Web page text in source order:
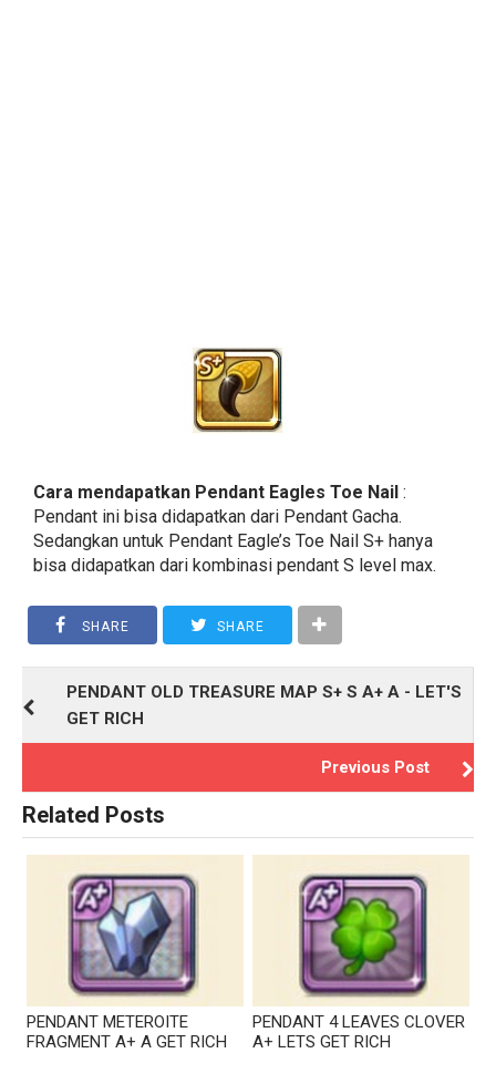
Cara mendapatkan Pendant Eagles Toe Nail :
Pendant ini bisa didapatkan dari Pendant Gacha.
Sedangkan untuk Pendant Eagle’s Toe Nail S+ hanya
bisa didapatkan dari kombinasi pendant S level max.
SHARE SHARE
PENDANT OLD TREASURE MAP S+ S A+ A - LET'S
GET RICH
Previous Post
Related Posts
PENDANT METEROITE
FRAGMENT A+ A GET RICH
PENDANT 4 LEAVES CLOVER
A+ LETS GET RICH